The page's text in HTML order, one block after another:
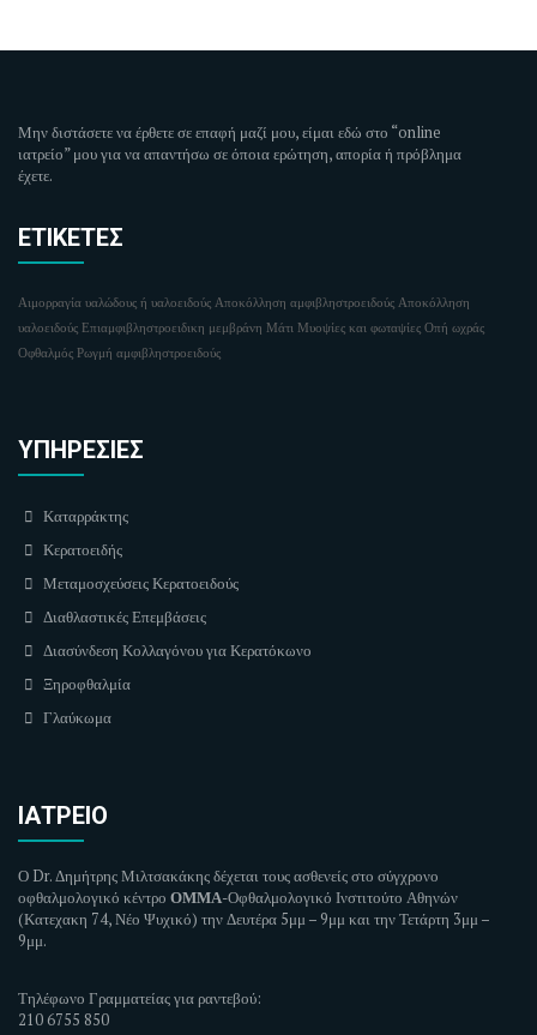
Μην διστάσετε να έρθετε σε επαφή μαζί μου, είμαι εδώ στο “online
ιατρείο” μου για να απαντήσω σε όποια ερώτηση, απορία ή πρόβλημα
έχετε.
ΕΤΙΚΈΤΕΣ
Αιμορραγία υαλώδους ή υαλοειδούς Αποκόλληση αμφιβληστροειδούς Αποκόλληση
υαλοειδούς Επιαμφιβληστροειδικη μεμβράνη Μάτι Μυοψίες και φωταψίες Οπή ωχράς
Οφθαλμός Ρωγμή αμφιβληστροειδούς
ΥΠΗΡΕΣΊΕΣ
Καταρράκτης
Κερατοειδής
Μεταμοσχεύσεις Κερατοειδούς
Διαθλαστικές Επεμβάσεις
Διασύνδεση Κολλαγόνου για Κερατόκωνο
Ξηροφθαλμία
Γλαύκωμα
ΙΑΤΡΕΊΟ
Ο Dr. Δημήτρης Μιλτσακάκης δέχεται τους ασθενείς στο σύγχρονο
οφθαλμολογικό κέντρο ΟΜΜΑ-Οφθαλμολογικό Ινστιτούτο Αθηνών
(Κατεχακη 74, Νέο Ψυχικό) την Δευτέρα 5μμ – 9μμ και τηνΤετάρτη 3μμ –
9μμ.
Τηλέφωνο Γραμματείας για ραντεβού:
210 6755 850